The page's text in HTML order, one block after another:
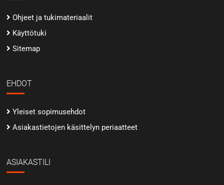
Ohjeet ja tukimateriaalit
Käyttötuki
Sitemap
EHDOT
Yleiset sopimusehdot
Asiakastietojen käsittelyn periaatteet
ASIAKASTILI